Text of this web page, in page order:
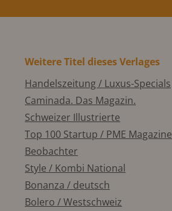
Weitere Titel dieses Verlages
Handelszeitung / Luxus-Specials
Caminada. Das Magazin.
Schweizer Illustrierte
Top 100 Startup / PME Magazine
Beobachter
Style / Kombi National
Bonanza / deutsch
Bolero / Westschweiz